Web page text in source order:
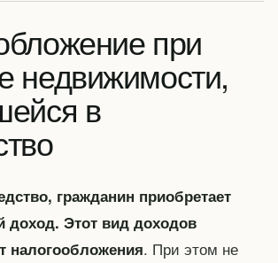
при
недвижимости,
в
гражданин приобретает
доход. Этот вид доходов
налогообложения. При этом не